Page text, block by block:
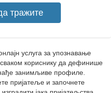
услуга за упознавање
кориснику да дефинише
занимљиве профиле.
пријатеље и започнете